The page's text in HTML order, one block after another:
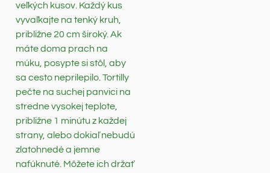
veľkých kusov. Každý kus
vyvaľkajte na tenký kruh,
približne 20 cm široký. Ak
máte doma prach na
múku, posypte si stôl, aby
sa cesto neprilepilo. Tortilly
pečte na suchej panvici na
stredne vysokej teplote,
približne 1 minútu z každej
strany, alebo dokiaľ nebudú
zlatohnedé a jemne
nafúknuté. Môžete ich držať